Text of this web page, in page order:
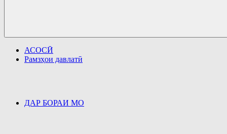
АСОСӢ
Рамзҳои давлатӣ
ДАР БОРАИ МО